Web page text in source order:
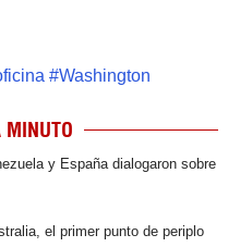
#Washington
MINUTO
y España dialogaron sobre
el primer punto de periplo